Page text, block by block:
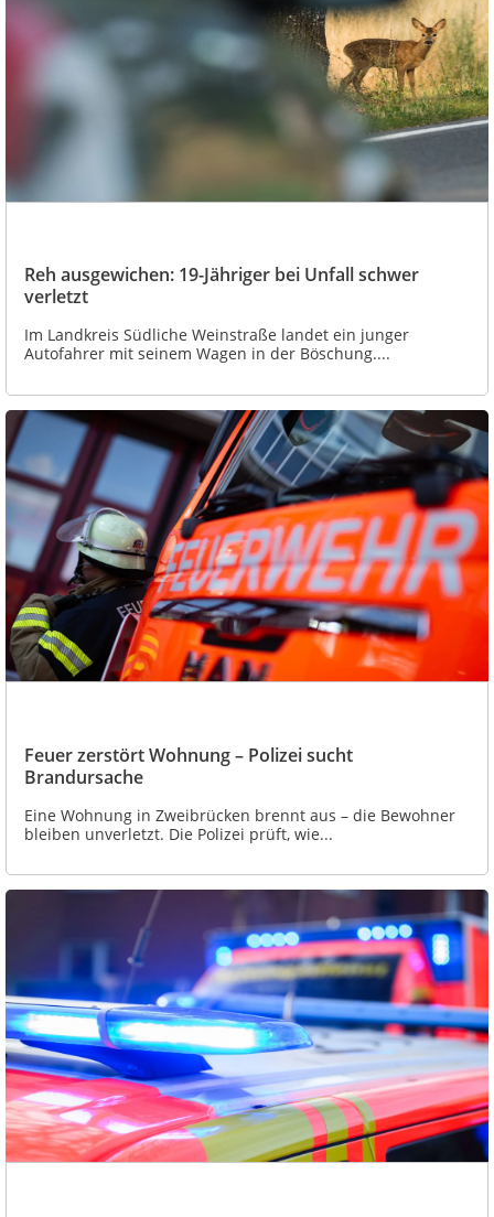
Reh ausgewichen: 19-Jähriger bei Unfall schwer
verletzt
Im Landkreis Südliche Weinstraße landet ein junger
Autofahrer mit seinem Wagen in der Böschung....
Feuer zerstört Wohnung – Polizei sucht
Brandursache
Eine Wohnung in Zweibrücken brennt aus – die Bewohner
bleiben unverletzt. Die Polizei prüft, wie...